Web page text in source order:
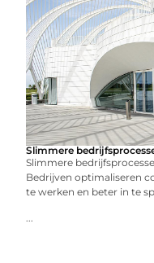
Slimmere
Slimmere
Bedrijven optimaliseren
te werken en beter in te
...